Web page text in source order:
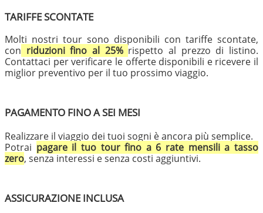
TARIFFE SCONTATE
Molti nostri tour sono disponibili con tariffe scontate,
con riduzioni fino al 25% rispetto al prezzo di listino.
Contattaci per verificare le offerte disponibili e ricevere il
miglior preventivo per il tuo prossimo viaggio.
PAGAMENTO FINO A SEI MESI
Realizzare il viaggio dei tuoi sogni è ancora più semplice.
Potrai pagare il tuo tour fino a 6 rate mensili a tasso
zero, senza interessi e senza costi aggiuntivi.
ASSICURAZIONE INCLUSA